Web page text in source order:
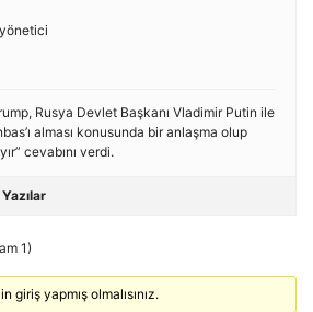
Rusya Devlet Başkanı Vladimir Putin ile
alması konusunda bir anlaşma olup
cevabını verdi.
Yazılar
1)
giriş yapmış olmalısınız.